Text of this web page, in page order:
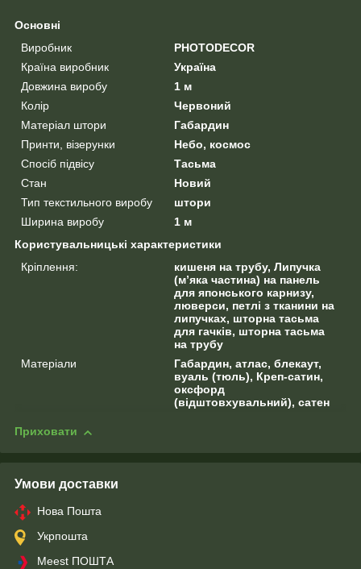
Основні
Виробник
PHOTODECOR
Країна виробник
Україна
Довжина виробу
1 м
Колір
Червоний
Матеріал штори
Габардин
Принти, візерунки
Небо, космос
Спосіб підвісу
Тасьма
Стан
Новий
Тип текстильного виробу
штори
Ширина виробу
1 м
Користувальницькі характеристики
Кріплення:
кишеня на трубу, Липучка
(м’яка частина) на панель
для японського карнизу,
люверси, петлі з тканини на
липучках, шторна тасьма
для гачків, шторна тасьма
на трубу
Матеріали
Габардин, атлас, блекаут,
вуаль (тюль), Креп-сатин,
оксфорд
(відштовхувальний), сатен
Приховати
Умови доставки
Нова Пошта
Укрпошта
Meest ПОШТА